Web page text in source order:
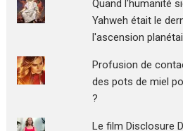
Quand l'humanité
Yahweh était le
l'ascension
Profusion de
des pots de miel
?
Le film Disclosure